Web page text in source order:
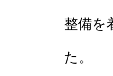
整備を
た。